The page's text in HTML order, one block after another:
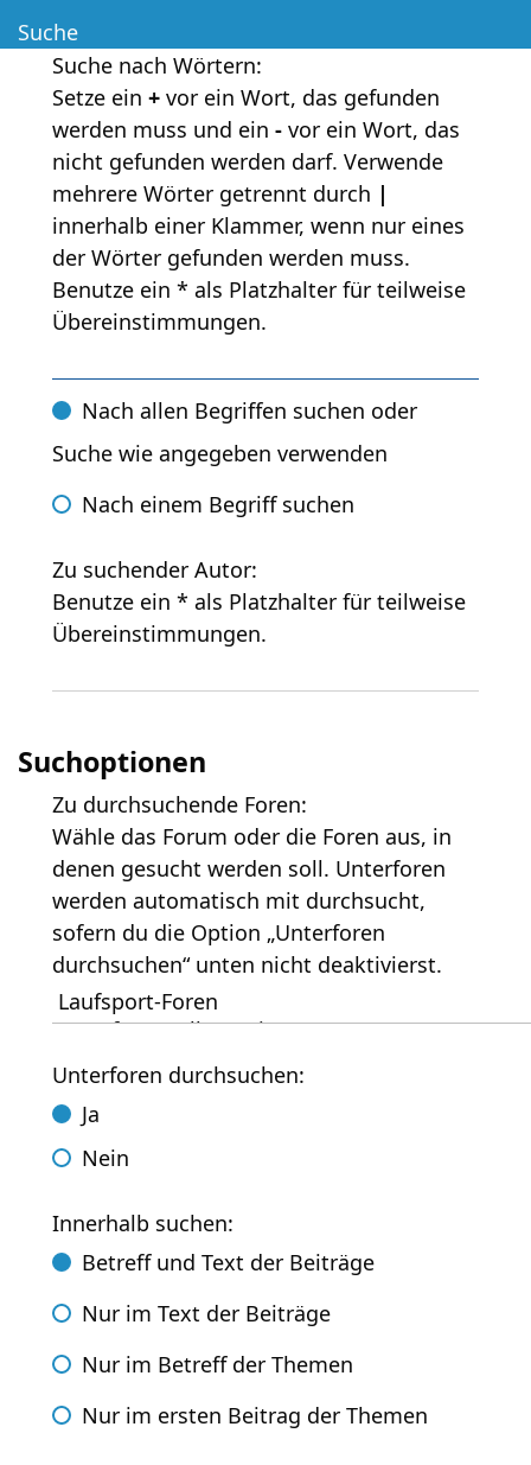
Suche
Suche nach Wörtern:
Setze ein + vor ein Wort, das gefunden
werden muss und ein - vor ein Wort, das
nicht gefunden werden darf. Verwende
mehrere Wörter getrennt durch |
innerhalb einer Klammer, wenn nur eines
der Wörter gefunden werden muss.
Benutze ein * als Platzhalter für teilweise
Übereinstimmungen.
Nach allen Begriffen suchen oder
Suche wie angegeben verwenden
Nach einem Begriff suchen
Zu suchender Autor:
Benutze ein * als Platzhalter für teilweise
Übereinstimmungen.
Suchoptionen
Zu durchsuchende Foren:
Wähle das Forum oder die Foren aus, in
denen gesucht werden soll. Unterforen
werden automatisch mit durchsucht,
sofern du die Option „Unterforen
durchsuchen“ unten nicht deaktivierst.
Unterforen durchsuchen:
Ja
Nein
Innerhalb suchen:
Betreff und Text der Beiträge
Nur im Text der Beiträge
Nur im Betreff der Themen
Nur im ersten Beitrag der Themen